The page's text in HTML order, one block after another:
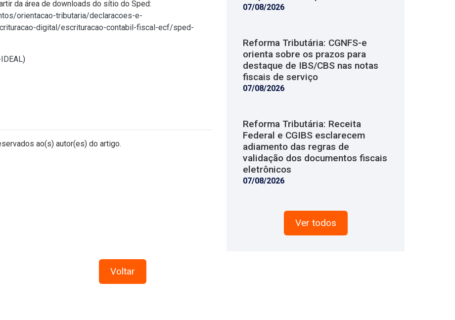
da área de downloads do sítio do Sped:
orientacao-tributaria/declaracoes-e-
digital/escrituracao-contabil-fiscal-ecf/sped-
)
ao(s) autor(es) do artigo.
07/08/2026
Reforma Tributária: CGNFS-e
orienta sobre os prazos para
destaque de IBS/CBS nas notas
fiscais de serviço
07/08/2026
Reforma Tributária: Receita
Federal e CGIBS esclarecem
adiamento das regras de
validação dos documentos fiscais
eletrônicos
07/08/2026
Ver todos
Voltar